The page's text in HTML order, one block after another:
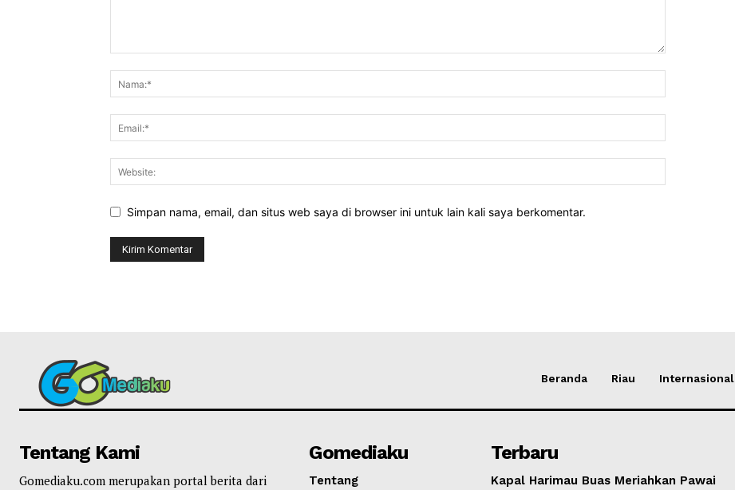
Simpan nama, email, dan situs web saya di browser ini untuk lain kali saya berkomentar.
Beranda Riau Internasional
Tentang Kami
Gomediaku.com merupakan portal berita dari
Gomediaku
Tentang
Terbaru
Kapal Harimau Buas Meriahkan Pawai